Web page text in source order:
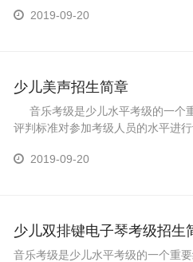
展视野、陶冶情操、树立自信，增
2019-09-20
少儿美声招生简章
音乐考级是少儿水平考级的一个
评判标准对参加考级人员的水平进
野、陶冶情操、树立自信，增强目
2019-09-20
少儿双排键电子琴考级招生
音乐考级是少儿水平考级的一个重